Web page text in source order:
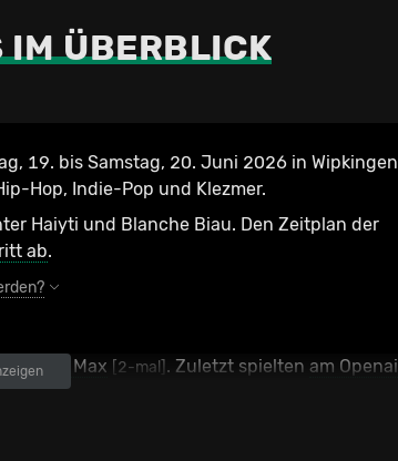
IM ÜBERBLICK
19. bis Samstag, 20. Juni 2026 in
Hop, Indie-Pop und Klezmer.
Haiyti und Blanche Biau. Den Zeitplan der
ab.
& Max [2-mal]. Zuletzt spielten am